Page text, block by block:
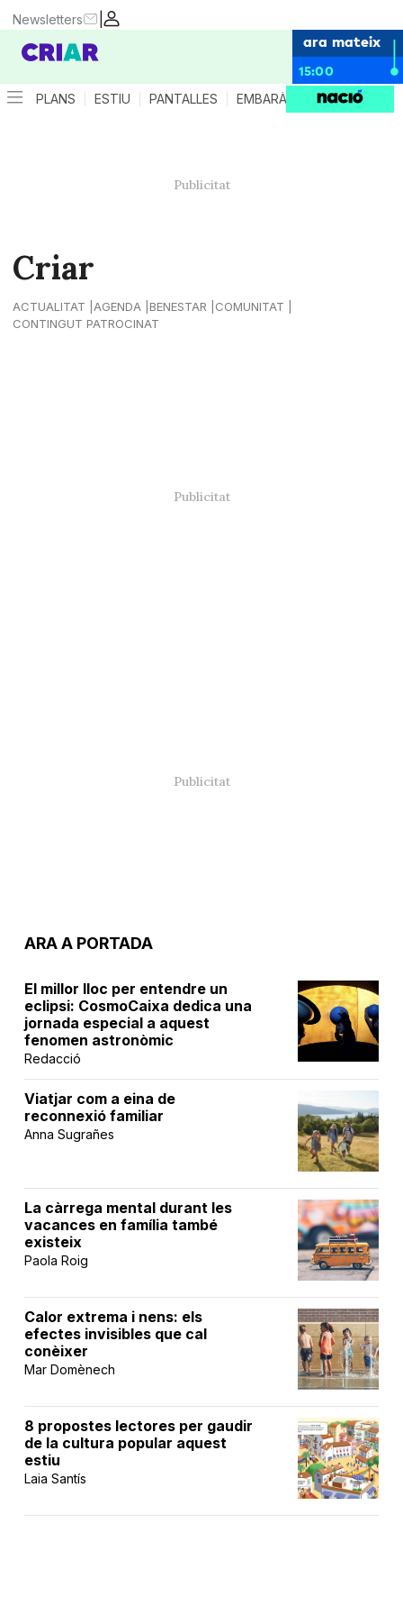
|
Newsletters
ara mateix
15:00
PLANS ESTIU PANTALLES EMBARÀS CRIANÇA
Criar
ACTUALITAT AGENDA BENESTAR
COMUNITAT
CONTINGUT PATROCINAT
ARA A PORTADA
El millor lloc per entendre un
eclipsi: CosmoCaixa dedica una
jornada especial a aquest
fenomen astronòmic
Redacció
Viatjar com a eina de
reconnexió familiar
Anna Sugrañes
La càrrega mental durant les
vacances en família també
existeix
Paola Roig
Calor extrema i nens: els
efectes invisibles que cal
conèixer
Mar Domènech
8 propostes lectores per gaudir
de la cultura popular aquest
estiu
Laia Santís